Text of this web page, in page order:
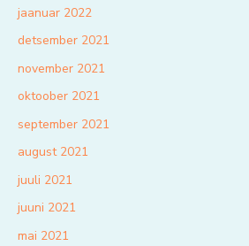
jaanuar 2022
detsember 2021
november 2021
oktoober 2021
september 2021
august 2021
juuli 2021
juuni 2021
mai 2021